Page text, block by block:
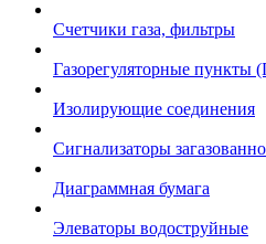
Счетчики газа, фильтры
Газорегуляторные
Изолирующие соединения
Сигнализаторы
Диаграммная бумага
Элеваторы водоструйные